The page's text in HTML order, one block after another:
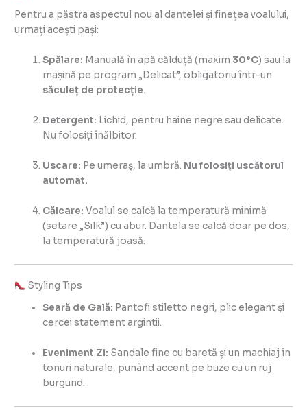
Pentru a păstra aspectul nou al dantelei și finețea voalului,
urmați acești pași:
Spălare: Manuală în apă călduță (maxim 30°C) sau la
mașină pe program „Delicat”, obligatoriu într-un
săculeț de protecție.
Detergent: Lichid, pentru haine negre sau delicate.
Nu folosiți înălbitor.
Uscare: Pe umeraș, la umbră. Nu folosiți uscătorul
automat.
Călcare: Voalul se calcă la temperatură minimă
(setare „Silk”) cu abur. Dantela se calcă doar pe dos,
la temperatură joasă.
Styling Tips
Seară de Gală: Pantofi stiletto negri, plic elegant și
cercei statement argintii.
Eveniment Zi: Sandale fine cu baretă și un machiaj în
tonuri naturale, punând accent pe buze cu un ruj
burgund.